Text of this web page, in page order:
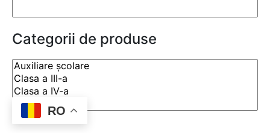
Categorii de produse
RO